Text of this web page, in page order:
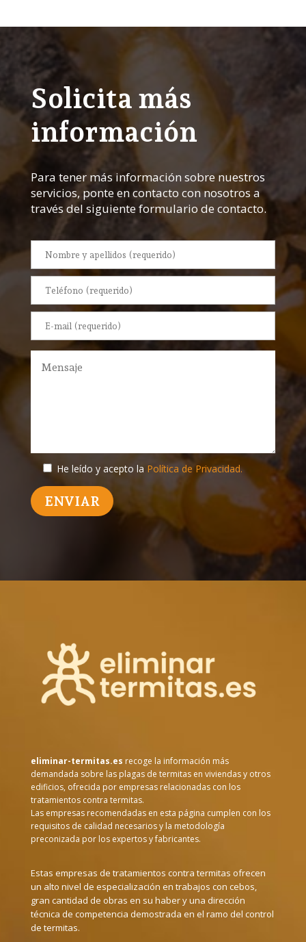
Solicita más
información
Para tener más información sobre nuestros
servicios, ponte en contacto con nosotros a
través del siguiente formulario de contacto.
He leído y acepto la Política de Privacidad.
eliminar-termitas.es recoge la información más
demandada sobre las plagas de termitas en viviendas y otros
edificios, ofrecida por empresas relacionadas con los
tratamientos contra termitas.
Las empresas recomendadas en esta página cumplen con los
requisitos de calidad necesarios y la metodología
preconizada por los expertos y fabricantes.
Estas empresas de tratamientos contra termitas ofrecen
un alto nivel de especialización en trabajos con cebos,
gran cantidad de obras en su haber y una dirección
técnica de competencia demostrada en el ramo del control
de termitas.